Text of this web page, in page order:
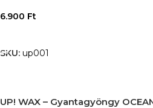
6.900 Ft
SKU: up001
UP! WAX – Gyantagyöngy